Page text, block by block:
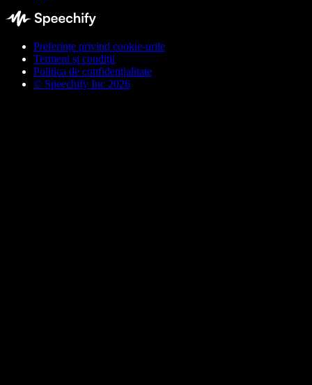
Preferințe privind cookie-urile
Termeni și condiții
Politica de confidențialitate
© Speechify Inc 2026